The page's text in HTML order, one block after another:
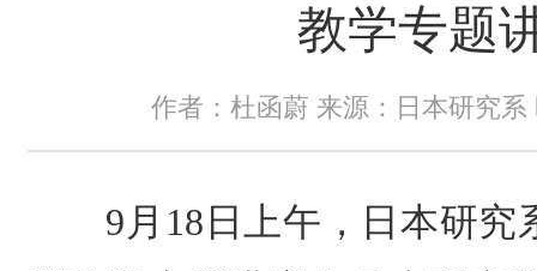
教学专题
作者：杜函蔚 来源：日本研究系
9月18日上午，日本研究